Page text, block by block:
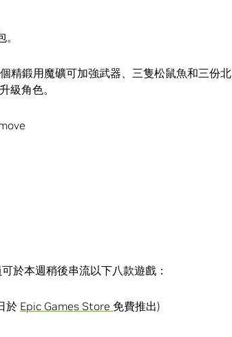
精鍛用魔礦可加強武器、三隻松鼠魚和三份北
級角色。
於本週稍後串流以下八款遊戲：
於 Epic Games Store 免費推出)